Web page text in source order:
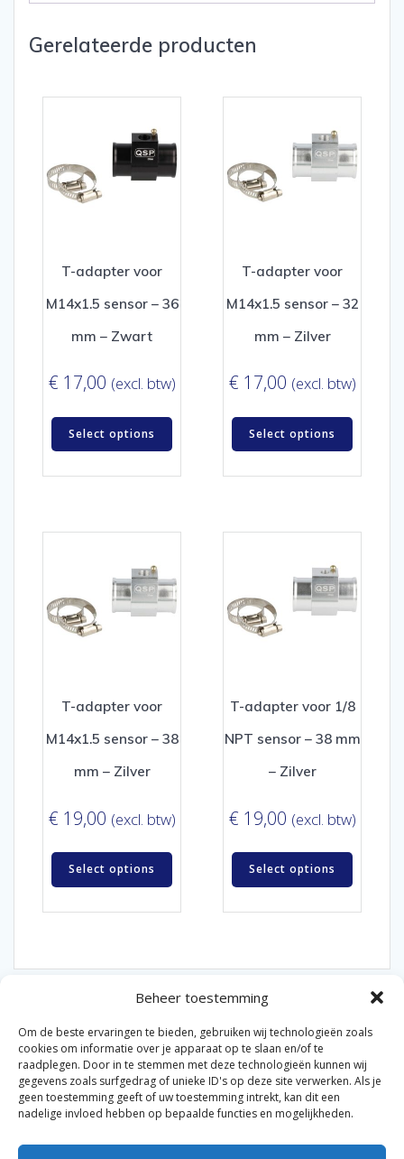
Beheer toestemming
Om de beste ervaringen te bieden, gebruiken wij technologieën zoals
cookies om informatie over je apparaat op te slaan en/of te
raadplegen. Door in te stemmen met deze technologieën kunnen wij
gegevens zoals surfgedrag of unieke ID's op deze site verwerken. Als je
geen toestemming geeft of uw toestemming intrekt, kan dit een
nadelige invloed hebben op bepaalde functies en mogelijkheden.
Gerelateerde producten
T-adapter voor
M14x1.5 sensor – 36
mm – Zwart
€ 17,00 (excl. btw)
Select options
T-adapter voor
M14x1.5 sensor – 32
mm – Zilver
€ 17,00 (excl. btw)
Select options
T-adapter voor
M14x1.5 sensor – 38
mm – Zilver
€ 19,00 (excl. btw)
Select options
T-adapter voor 1/8
NPT sensor – 38 mm
– Zilver
€ 19,00 (excl. btw)
Select options
© 2026 Van der Bel Las en Radiateurenbedrijf.
Privacyverklaring|Cookiebeleid|Retourbeleid|